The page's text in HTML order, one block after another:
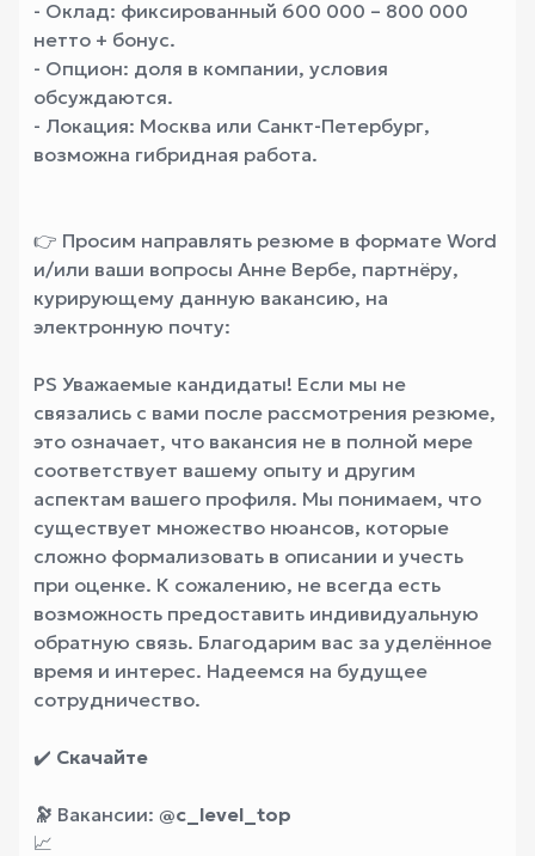
- Оклад: фиксированный 600 000 – 800 000
нетто + бонус.
- Опцион: доля в компании, условия
обсуждаются.
- Локация: Москва или Санкт-Петербург,
возможна гибридная работа.
👉 Просим направлять резюме в формате Word
и/или ваши вопросы Анне Вербе, партнёру,
курирующему данную вакансию, на
электронную почту:
PS Уважаемые кандидаты! Если мы не
связались с вами после рассмотрения резюме,
это означает, что вакансия не в полной мере
соответствует вашему опыту и другим
аспектам вашего профиля. Мы понимаем, что
существует множество нюансов, которые
сложно формализовать в описании и учесть
при оценке. К сожалению, не всегда есть
возможность предоставить индивидуальную
обратную связь. Благодарим вас за уделённое
время и интерес. Надеемся на будущее
сотрудничество.
✔️ Скачайте
🔭 Вакансии: @c_level_top
📈